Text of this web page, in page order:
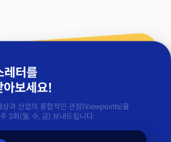
레터를
아보세요!
상과 산업의 종합적인 관점(Viewpoints)을
3회(월, 수, 금) 보내드립니다.